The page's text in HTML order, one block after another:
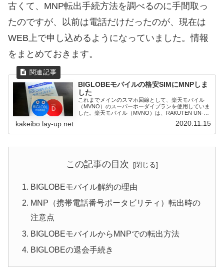
古くて、MNP転出手続方法を調べるのに手間取っ
たのですが、以前は電話だけだったのが、現在は
WEB上で申し込めるようになっていました。情報
をまとめておきます。
BIGLOBEモバイルの格安SIMにMNPしま
した
これまでメインのスマホ回線として、楽天モバイル
（MVNO）のスーパーホーダイプランを使用していま
した。楽天モバイル（MVNO）は、RAKUTEN UN-
kakeibo.lay-up.net 2020.11.15
この記事の目次
BIGLOBEモバイル解約の理由
MNP（携帯電話番号ポータビリティ）転出時の
注意点
BIGLOBEモバイルからMNPでの転出方法
BIGLOBEの退会手続き